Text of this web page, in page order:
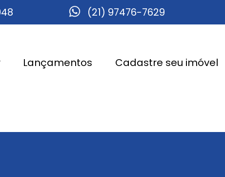
(21) 97476-7629
Lançamentos Cadastre seu imóvel